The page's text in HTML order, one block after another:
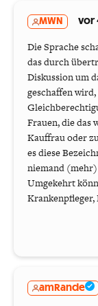
MWN vor
Die Sprache
das durch
Diskussion um
geschaffen
Frauen, die das
Kauffrau oder
es diese
niemand
Umgekehrt
amRande